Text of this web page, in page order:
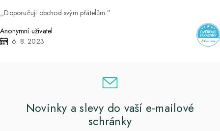
Doporučuji obchod svým přátelům.
Anonymní uživatel
6. 8. 2023
Novinky a slevy do vaší e-mailové
schránky